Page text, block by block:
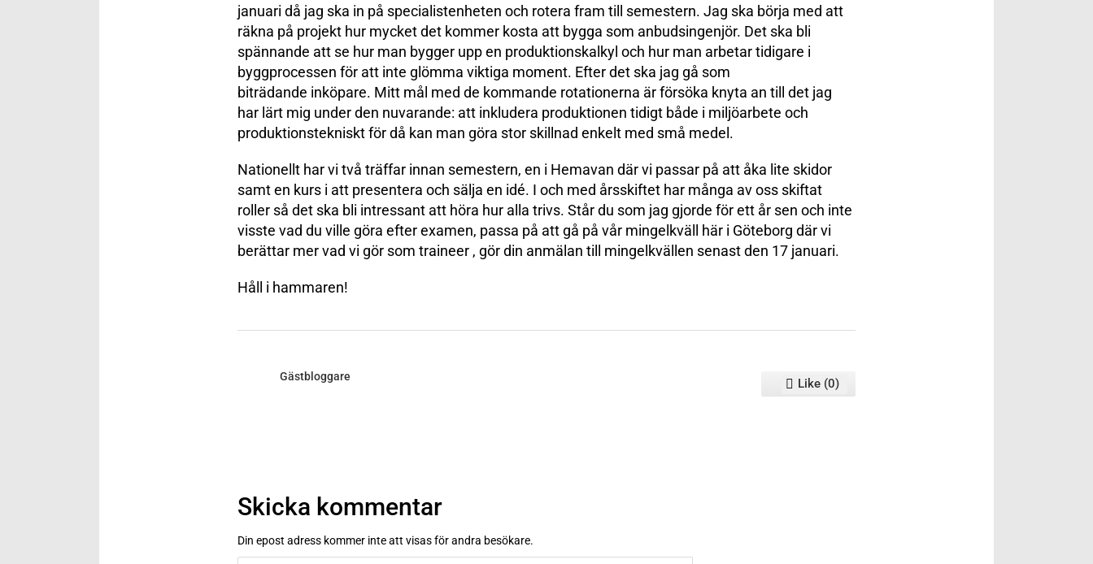
januari då jag ska in på specialistenheten och rotera fram till semestern. Jag ska börja med att
räkna på projekt hur mycket det kommer kosta att bygga som anbudsingenjör. Det ska bli
spännande att se hur man bygger upp en produktionskalkyl och hur man arbetar tidigare i
byggprocessen för att inte glömma viktiga moment. Efter det ska jag gå som
biträdande inköpare. Mitt mål med de kommande rotationerna är försöka knyta an till det jag
har lärt mig under den nuvarande: att inkludera produktionen tidigt både i miljöarbete och
produktionstekniskt för då kan man göra stor skillnad enkelt med små medel.
Nationellt har vi två träffar innan semestern, en i Hemavan där vi passar på att åka lite skidor
samt en kurs i att presentera och sälja en idé. I och med årsskiftet har många av oss skiftat
roller så det ska bli intressant att höra hur alla trivs. Står du som jag gjorde för ett år sen och inte
visste vad du ville göra efter examen, passa på att gå på vår mingelkväll här i Göteborg där vi
berättar mer vad vi gör som traineer , gör din anmälan till mingelkvällen senast den 17 januari.
Håll i hammaren!
Gästbloggare
Like (0)
Skicka kommentar
Din epost adress kommer inte att visas för andra besökare.